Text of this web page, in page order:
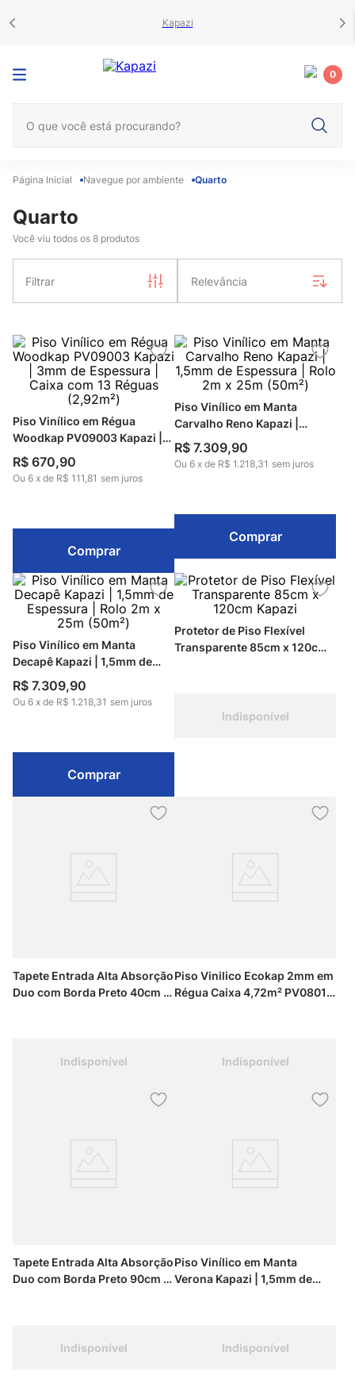
Kapazi
0
Navegue por ambiente Quarto
Quarto
Você viu todos os 8 produtos
Filtrar Relevância
Piso Vinílico em Régua
Woodkap PV09003 Kapazi |
3mm de Espessura | Caixa
com 13 Réguas (2,92m²)
R$ 670,90
Ou 6 x de R$ 111,81 sem juros
Comprar
Piso Vinílico em Manta
Carvalho Reno Kapazi |
1,5mm de Espessura | Rolo
2m x 25m (50m²)
R$ 7.309,90
Ou 6 x de R$ 1.218,31 sem juros
Comprar
Piso Vinílico em Manta
Decapê Kapazi | 1,5mm de
Espessura | Rolo 2m x 25m
(50m²)
R$ 7.309,90
Ou 6 x de R$ 1.218,31 sem juros
Comprar
Protetor de Piso Flexí­vel
Transparente 85cm x 120cm
Indisponível
Tapete Entrada Alta Absorção
Duo com Borda Preto 40cm x
Indisponível
Piso Vinilico Ecokap 2mm em
Régua Caixa 4,72m² PV08014
Indisponível
Tapete Entrada Alta Absorção
Duo com Borda Preto 90cm x
Indisponível
Piso Vinílico em Manta
Verona Kapazi | 1,5mm de
Indisponível